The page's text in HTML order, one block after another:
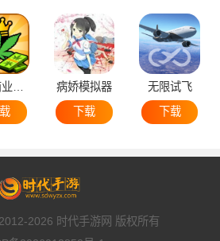
绅士商业策略
病娇模拟器
下载
无限试飞
下载
2026 时代手游网 版权所有